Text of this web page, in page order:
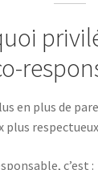
en plus de
plus
c’est :